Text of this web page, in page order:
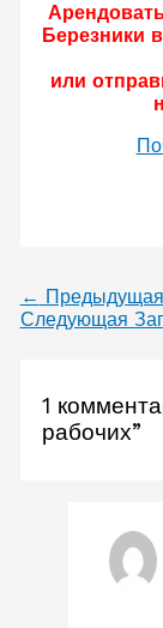
Березники
или
←
Следующая
1
рабочих”